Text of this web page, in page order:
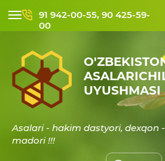
UYUSHMASI
Asalari - hakim dastyori, dexqon
madori !!!
91 942-00-55, 90 425-59-
00